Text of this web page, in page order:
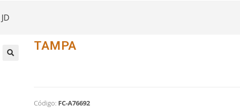
JD
TAMPA
Código: FC-A76692